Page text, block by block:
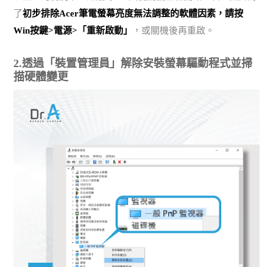
了初步排除Acer筆電螢幕亮度無法調整的軟體因素，請按
Win按鍵>電源>「重新啟動」
，或關機後再重啟。
2.透過「裝置管理員」解除安裝螢幕驅動程式並掃
描硬體變更